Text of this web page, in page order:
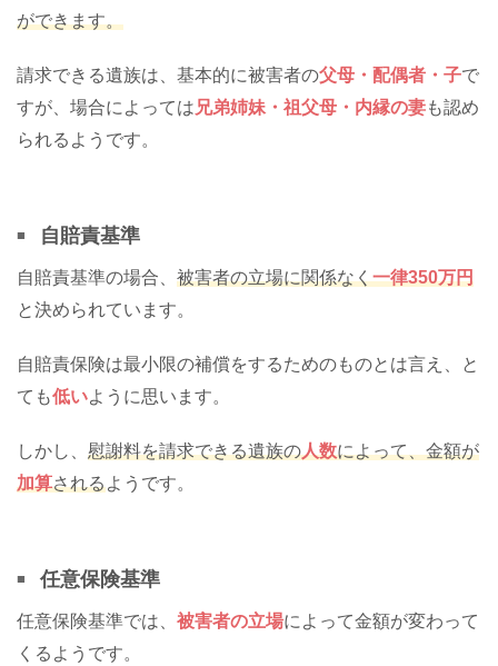
ができます。
請求できる遺族は、基本的に被害者の父母・配偶者・子で
すが、場合によっては 兄弟姉妹・祖父母・内縁の妻も認め
られるようです。
自賠責基準
自賠責基準の場合、 被害者の立場に関係なく一律350万円
と決められています。
自賠責保険は最小限の補償をするためのものとは言え、と
ても低いように思います。
しかし、 慰謝料を請求できる遺族の人数によって、金額が
加算されるようです。
任意保険基準
任意保険基準では、 被害者の立場によって金額が変わって
くるようです。